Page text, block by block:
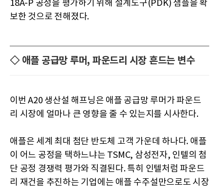
18A-P 공정을 평가하기 위해 설계도구(PDK) 샘플을 확
보한 것으로 전해졌다.
◇ 애플 공급망 루머, 파운드리 시장 흔드는 변수
이번 A20 생산설 해프닝은 애플 공급망 루머가 파운드
리 시장에 얼마나 큰 영향을 줄 수 있는지를 시사한다.
애플은 세계 최대 첨단 반도체 고객 가운데 하나다. 애플
이 어느 공정을 택하느냐는 TSMC, 삼성전자, 인텔의 첨
단 공정 경쟁력 평가와 직결된다. 특히 인텔처럼 파운드
리 재건을 추진하는 기업에는 애플 수주설만으로도 시장